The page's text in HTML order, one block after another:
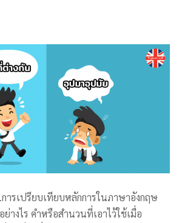
ารเปรียบเทียบหลักการในภาษาอังกฤษ
างไร คำหรือสำนวนที่เอาไว้ใช้เมื่อ